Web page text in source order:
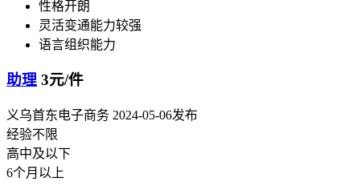
性格开朗
灵活变通能力较强
语言组织能力
助理 3元/件
义乌首东电子商务 2024-05-06发布
经验不限
高中及以下
6个月以上